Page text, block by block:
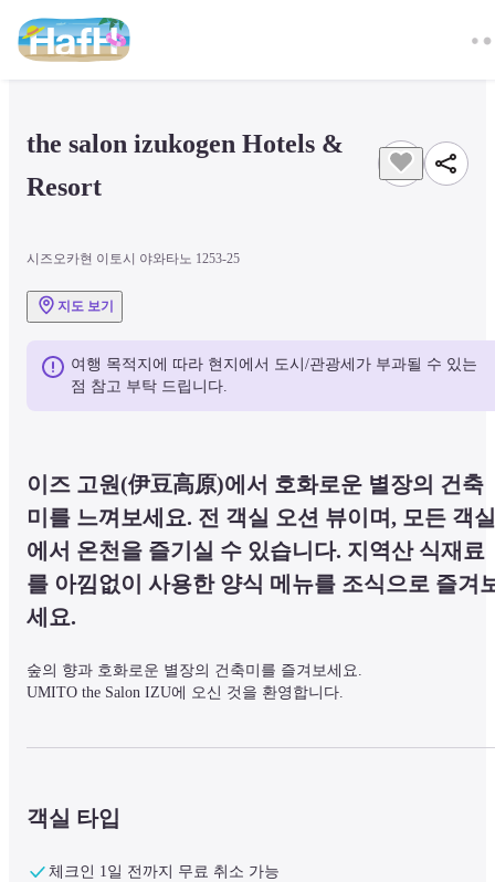
the salon izukogen Hotels &
Resort
시즈오카현 이토시 야와타노 1253-25
지도 보기
여행 목적지에 따라 현지에서 도시/관광세가 부과될 수 있는
점 참고 부탁 드립니다.
이즈 고원(伊豆高原)에서 호화로운 별장의 건축
미를 느껴보세요. 전 객실 오션 뷰이며, 모든 객실
에서 온천을 즐기실 수 있습니다. 지역산 식재료
를 아낌없이 사용한 양식 메뉴를 조식으로 즐겨
세요.
숲의 향과 호화로운 별장의 건축미를 즐겨보세요.
UMITO the Salon IZU에 오신 것을 환영합니다.
아침은 작은 새의 지저귐에 눈을 뜨고,
자연 그대로의 호화스러움을 즐겨보세요.
객실 타입
체크인 1일 전까지 무료 취소 가능